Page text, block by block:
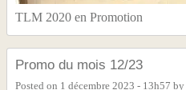
TLM 2020 en Promotion
Promo du mois 12/23
Posted on 1 décembre 2023 - 13h57 by